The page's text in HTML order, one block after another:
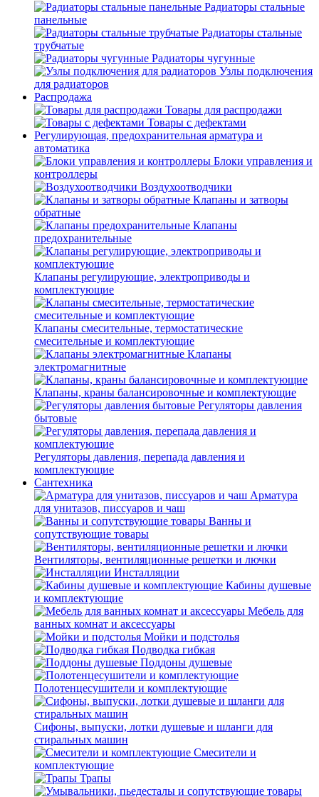
Радиаторы стальные
панельные
Радиаторы стальные
трубчатые
Радиаторы чугунные
Узлы подключения
для радиаторов
Распродажа
Товары для распродажи
Товары с дефектами
Регулирующая, предохранительная арматура и
автоматика
Блоки управления и
контроллеры
Воздухоотводчики
Клапаны и затворы
обратные
Клапаны
предохранительные
Клапаны регулирующие, электроприводы и
комплектующие
Клапаны смесительные, термостатические
смесительные и комплектующие
Клапаны
электромагнитные
Клапаны, краны балансировочные и комплектующие
Регуляторы давления
бытовые
Регуляторы давления, перепада давления и
комплектующие
Сантехника
Арматура
для унитазов, писсуаров и чаш
Ванны и
сопутствующие товары
Вентиляторы, вентиляционные решетки и лючки
Инсталляции
Кабины душевые
и комплектующие
Мебель для
ванных комнат и аксессуары
Мойки и подстолья
Подводка гибкая
Поддоны душевые
Полотенцесушители и комплектующие
Сифоны, выпуски, лотки душевые и шланги для
стиральных машин
Смесители и
комплектующие
Трапы